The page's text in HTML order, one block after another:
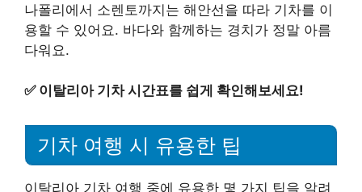
나폴리에서 소렌토까지는 해안선을 따라 기차를 이
용할 수 있어요. 바다와 함께하는 경치가 정말 아름
다워요.
✅ 이탈리아 기차 시간표를 쉽게 확인해보세요!
기차 여행 시 유용한 팁
이탈리아 기차 여행 중에 유용한 몇 가지 팁을 알려